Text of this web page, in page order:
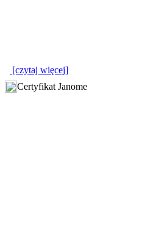
[czytaj więcej]
Certyfikat Janome